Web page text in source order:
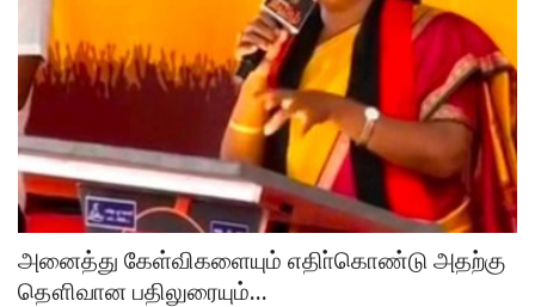
இந்தியா
உலகம்
அரசியல்
அனைத்து கேள்விகளையும் எதிா்கொண்டு அதற்கு
தௌிவான பதிலுரையும்...